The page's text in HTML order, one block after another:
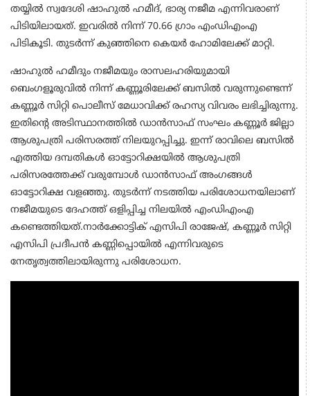
തയ്യിൽ സ്വദേശി ഷാഹുൽ ഹമീദ്, ഭാര്യ നജീമ എന്നിവരാണ്
പിടിയിലായത്. ഇവരിൽ നിന്ന് 70.66 ഗ്രാം എംഡിഎംഎ
പിടികൂടി. തുടർന്ന് കുഞ്ഞിനെ കെയർ ഹോമിലേക്ക് മാറ്റി.
ഷാഹുൽ ഹമീദും നജീമയും രാസലഹരിയുമായി
ബെംഗളൂരുവിൽ നിന്ന് കണ്ണൂരിലേക്ക് ബസിൽ വരുന്നുണ്ടെന്ന്
കണ്ണൂർ സിറ്റി പൊലീസ് മേധാവിക്ക് രഹസ്യ വിവരം ലഭിച്ചിരുന്നു.
ഇതിന്റെ അടിസ്ഥാനത്തിൽ ഡാൻസാഫ് സംഘം കണ്ണൂർ ജില്ലാ
ആശുപത്രി പരിസരത്ത് നിലയുറപ്പിച്ചു. ഇന്ന് രാവിലെ ബസിൽ
എത്തിയ ദമ്പതികൾ ഓട്ടോറിക്ഷയിൽ ആശുപത്രി
പരിസരത്തേക്ക് വരുമ്പോൾ ഡാൻസാഫ് അംഗങ്ങൾ
ഓട്ടോറിക്ഷ വളഞ്ഞു. തുടർന്ന് നടത്തിയ പരിശോധനയിലാണ്
നജീമയുടെ ദേഹത്ത് ഒളിപ്പിച്ച നിലയിൽ എംഡിഎംഎ
കണ്ടെത്തിയത്.നാർക്കോട്ടിക് എസിപി രാജേഷ്, കണ്ണൂർ സിറ്റി
എസിപി പ്രദീപൻ കണ്ണിപ്പൊയിൽ എന്നിവരുടെ
നേതൃത്വത്തിലായിരുന്നു പരിശോധന.